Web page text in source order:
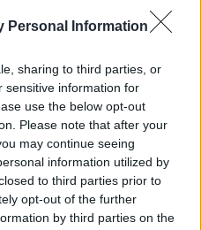
Personal Information
sharing to third parties, or
sensitive information for
use the below opt-out
Please note that after your
may continue seeing
information utilized by
to third parties prior to
opt-out of the further
by third parties on the
North
Valley) -
Divide
szerepelt a
az ideje. Új-Zélandot az
rendelkező ...